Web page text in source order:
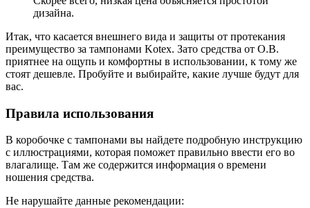
дизайна.
Итак, что касается внешнего вида и защиты от протекания
преимущество за тампонами Kotex. Зато средства от O.B.
приятнее на ощупь и комфортны в использовании, к тому же
стоят дешевле. Пробуйте и выбирайте, какие лучше будут для
вас.
Правила использования
В коробочке с тампонами вы найдете подробную инструкцию
с иллюстрациями, которая поможет правильно ввести его во
влагалище. Там же содержится информация о времени
ношения средства.
Не нарушайте данные рекомендации: